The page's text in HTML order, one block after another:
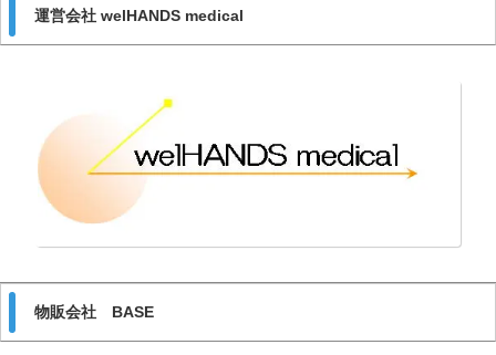
運営会社 welHANDS medical
物販会社 BASE